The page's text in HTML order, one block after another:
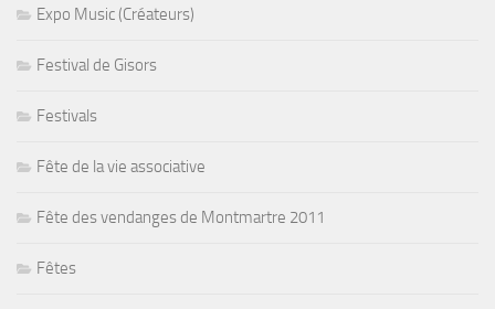
Expo Music (Créateurs)
Festival de Gisors
Festivals
Fête de la vie associative
Fête des vendanges de Montmartre 2011
Fêtes